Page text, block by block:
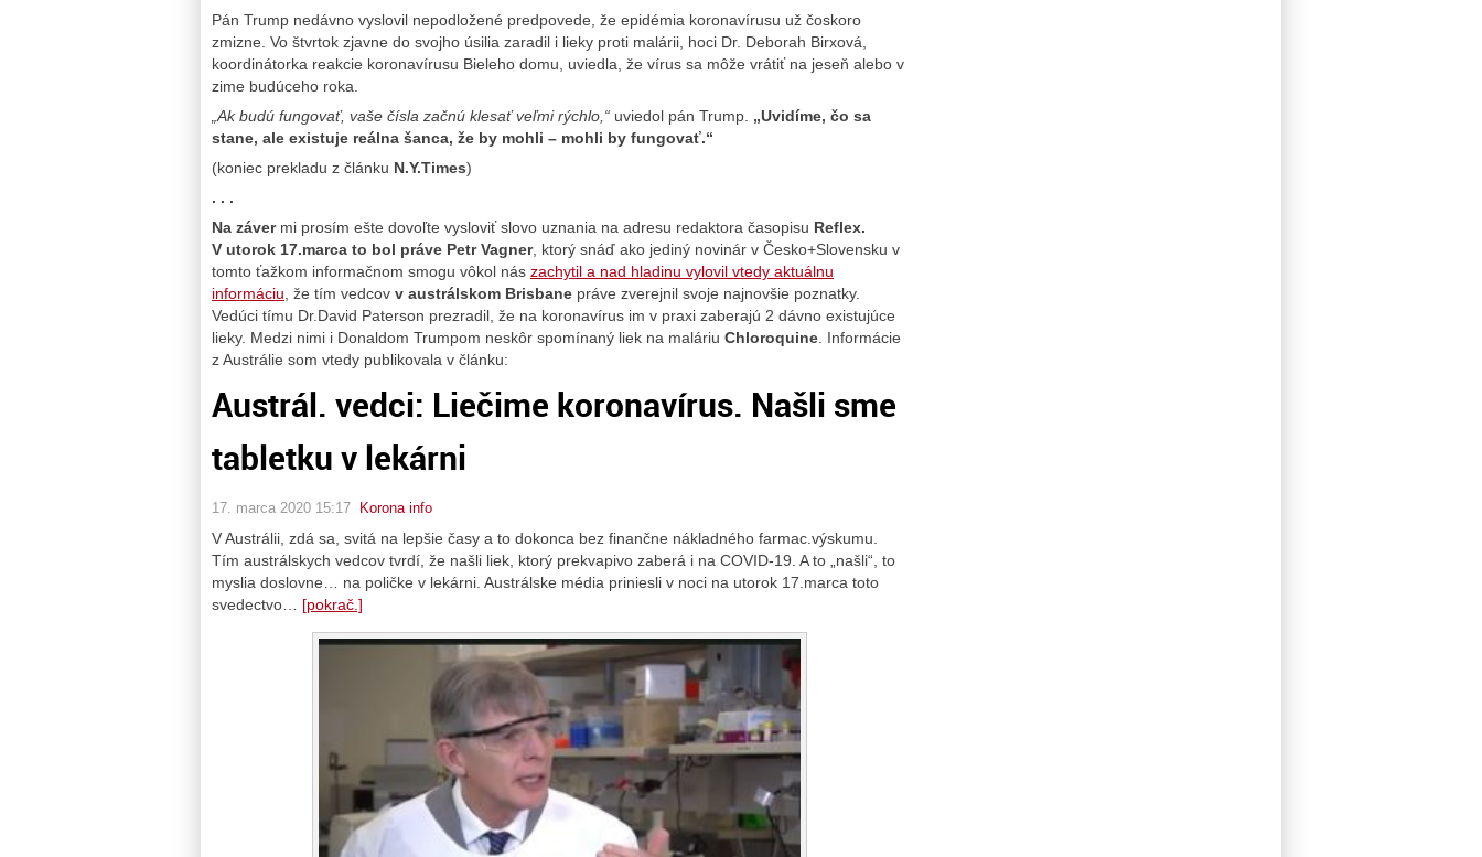
Pán Trump nedávno vyslovil nepodložené predpovede, že epidémia koronavírusu už čoskoro
zmizne. Vo štvrtok zjavne do svojho úsilia zaradil i lieky proti malárii, hoci Dr. Deborah Birxová,
koordinátorka reakcie koronavírusu Bieleho domu, uviedla, že vírus sa môže vrátiť na jeseň alebo v
zime budúceho roka.
„Ak budú fungovať, vaše čísla začnú klesať veľmi rýchlo,“ uviedol pán Trump. „Uvidíme, čo sa
stane, ale existuje reálna šanca, že by mohli – mohli by fungovať.“
(koniec prekladu z článku N.Y.Times)
. . .
Na závermi prosím ešte dovoľte vysloviť slovo uznania na adresu redaktora časopisu Reflex.
V utorok 17.marca to bol práve Petr Vagner, ktorý snáď ako jediný novinár v Česko+Slovensku v
tomto ťažkom informačnom smogu vôkol nás zachytil a nad hladinu vylovil vtedy aktuálnu
informáciu, že tím vedcov v austrálskom Brisbane práve zverejnil svoje najnovšie poznatky.
Vedúci tímu Dr.David Paterson prezradil, že na koronavírus im v praxi zaberajú 2 dávno existujúce
lieky. Medzi nimi i Donaldom Trumpom neskôr spomínaný liek na maláriu Chloroquine. Informácie
z Austrálie som vtedy publikovala v článku:
Austrál. vedci: Liečime koronavírus. Našli sme
tabletku v lekárni
17. marca 2020 15:17 Korona info
V Austrálii, zdá sa, svitá na lepšie časy a to dokonca bez finančne nákladného farmac.výskumu.
Tím austrálskych vedcov tvrdí, že našli liek, ktorý prekvapivo zaberá i na COVID-19. A to „našli“, to
myslia doslovne… na poličke v lekárni. Austrálske média priniesli v noci na utorok 17.marca toto
svedectvo… [pokrač.]